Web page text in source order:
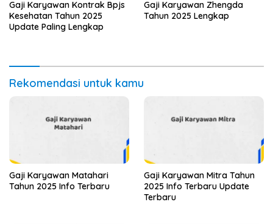
Gaji Karyawan Kontrak Bpjs
Kesehatan Tahun 2025
Update Paling Lengkap
Gaji Karyawan Zhengda
Tahun 2025 Lengkap
Rekomendasi untuk kamu
Gaji Karyawan Matahari
Tahun 2025 Info Terbaru
Gaji Karyawan Mitra Tahun
2025 Info Terbaru Update
Terbaru